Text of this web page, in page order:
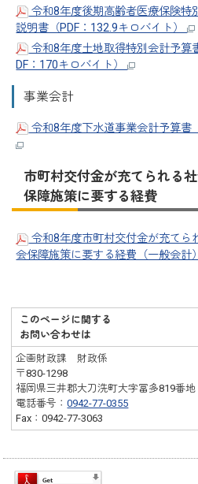
令和8年度後期高齢者医療保険特
説明書（PDF：132.9キロバイト）
令和8年度土地取得特別会計予算
DF：170キロバイト）
事業会計
令和8年度下水道事業会計予算書
市町村交付金が充てられる
保障施策に要する経費
令和8年度市町村交付金が充てら
会保障施策に要する経費（一般会計
このページに関する
お問い合わせは
企画財政課 財政係
〒830-1298
福岡県三井郡大刀洗町大字冨多819番地
電話番号：0942-77-0355
Fax：0942-77-3063